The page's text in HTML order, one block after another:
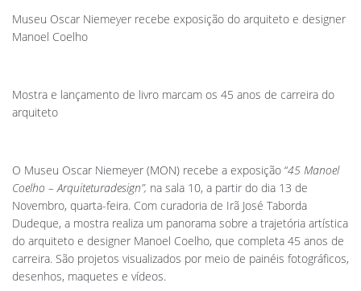
Museu Oscar Niemeyer recebe exposição do arquiteto e designer
Manoel Coelho
Mostra e lançamento de livro marcam os 45 anos de carreira do
arquiteto
O Museu Oscar Niemeyer (MON) recebe a exposição “45 Manoel
Coelho – Arquiteturadesign”, na sala 10, a partir do dia 13 de
Novembro, quarta-feira. Com curadoria de Irã José Taborda
Dudeque, a mostra realiza um panorama sobre a trajetória artística
do arquiteto e designer Manoel Coelho, que completa 45 anos de
carreira. São projetos visualizados por meio de painéis fotográficos,
desenhos, maquetes e vídeos.